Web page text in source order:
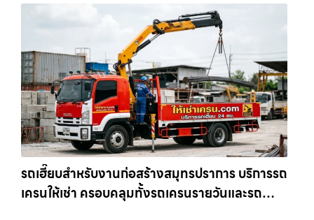
รถเฮี๊ยบสำหรับงานก่อสร้างสมุทรปราการ บริการรถ
เครนให้เช่า ครอบคลุมทั้งรถเครนรายวันและรถ